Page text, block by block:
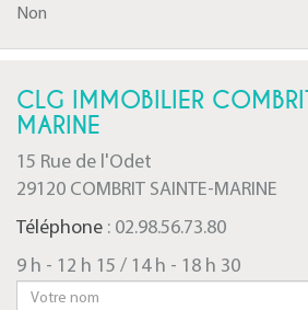
Non
CLG IMMOBILIER
MARINE
15 Rue de l'Odet
29120 COMBRIT SAINTE-MARINE
Téléphone : 02.98.56.73.80
9 h - 12 h 15 / 14 h - 18 h 30